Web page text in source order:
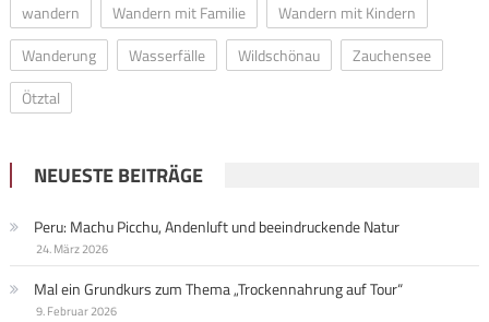
wandern
Wandern mit Familie
Wandern mit Kindern
Wanderung
Wasserfälle Wildschönau
Zauchensee
Ötztal
NEUESTE BEITRÄGE
Peru: Machu Picchu, Andenluft und beeindruckende Natur
24. März 2026
Mal ein Grundkurs zum Thema „Trockennahrung auf Tour“
9. Februar 2026